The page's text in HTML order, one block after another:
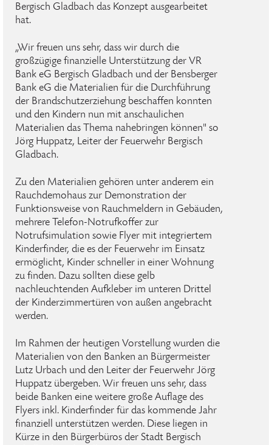
Bergisch Gladbach das Konzept ausgearbeitet
hat.
„Wir freuen uns sehr, dass wir durch die
großzügige finanzielle Unterstützung der VR
Bank eG Bergisch Gladbach und der Bensberger
Bank eG die Materialien für die Durchführung
der Brandschutzerziehung beschaffen konnten
und den Kindern nun mit anschaulichen
Materialien das Thema nahebringen können" so
Jörg Huppatz, Leiter der Feuerwehr Bergisch
Gladbach.
Zu den Materialien gehören unter anderem ein
Rauchdemohaus zur Demonstration der
Funktionsweise von Rauchmeldern in Gebäuden,
mehrere Telefon-Notrufkoffer zur
Notrufsimulation sowie Flyer mit integriertem
Kinderfinder, die es der Feuerwehr im Einsatz
ermöglicht, Kinder schneller in einer Wohnung
zu finden. Dazu sollten diese gelb
nachleuchtenden Aufkleber im unteren Drittel
der Kinderzimmertüren von außen angebracht
werden.
Im Rahmen der heutigen Vorstellung wurden die
Materialien von den Banken an Bürgermeister
Lutz Urbach und den Leiter der Feuerwehr Jörg
Huppatz übergeben. Wir freuen uns sehr, dass
beide Banken eine weitere große Auflage des
Flyers inkl. Kinderfinder für das kommende Jahr
finanziell unterstützen werden. Diese liegen in
Kürze in den Bürgerbüros der Stadt Bergisch